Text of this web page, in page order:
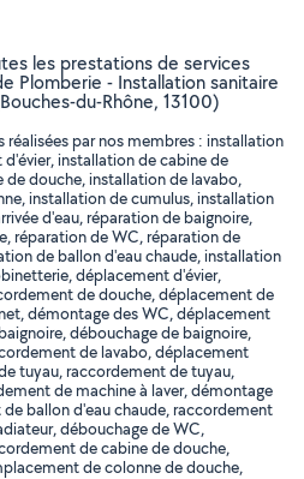
les prestations de services
Plomberie - Installation sanitaire
du-Rhône, 13100)
par nos membres : installation
installation de cabine de
douche, installation de lavabo,
installation de cumulus, installation
d'eau, réparation de baignoire,
réparation de WC, réparation de
de ballon d'eau chaude, installation
déplacement d'évier,
de douche, déplacement de
démontage des WC, déplacement
débouchage de baignoire,
de lavabo, déplacement
tuyau, raccordement de tuyau,
de machine à laver, démontage
ballon d'eau chaude, raccordement
débouchage de WC,
de cabine de douche,
de colonne de douche,